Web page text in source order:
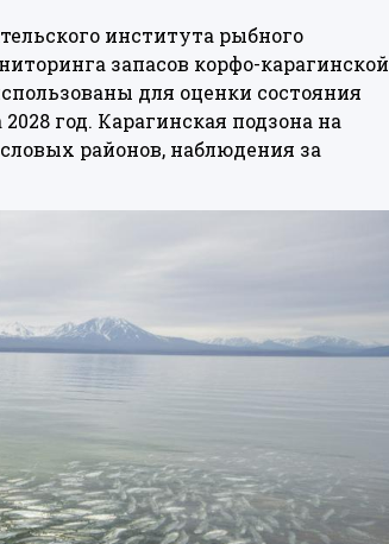
института рыбного
запасов корфо-карагинской
для оценки состояния
год. Карагинская подзона на
районов, наблюдения за